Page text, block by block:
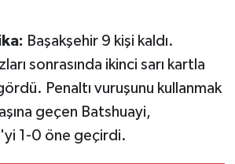
Başakşehir 9 kişi kaldı.
sonrasında ikinci sarı kartla
gördü. Penaltı vuruşunu kullanmak
geçen Batshuayi,
1-0 öne geçirdi.